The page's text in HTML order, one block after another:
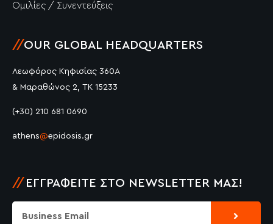
Ομιλίες / Συνεντεύξεις
//OUR GLOBAL HEADQUARTERS
Λεωφόρος Κηφισίας 360Α
& Μαραθώνος 2, ΤΚ 15233
(+30) 210 681 0690
athens@epidosis.gr
// ΕΓΓΡΑΦΕΊΤΕ ΣΤΟ NEWSLETTER ΜΑΣ!
Submit